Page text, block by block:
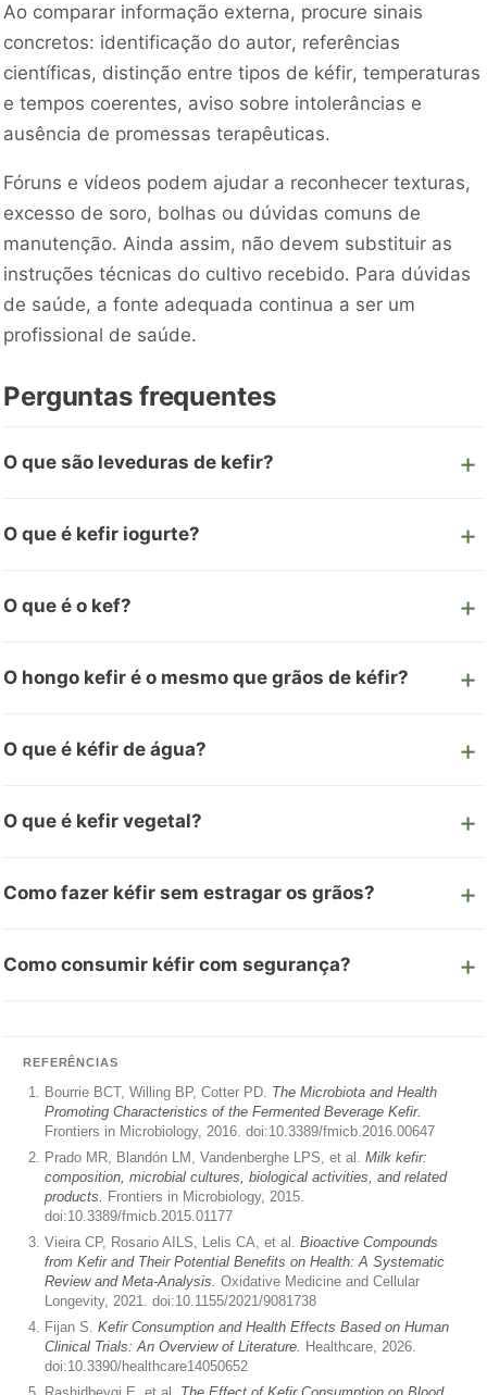
Ao comparar informação externa, procure sinais
concretos: identificação do autor, referências
científicas, distinção entre tipos de kéfir, temperaturas
e tempos coerentes, aviso sobre intolerâncias e
ausência de promessas terapêuticas.
Fóruns e vídeos podem ajudar a reconhecer texturas,
excesso de soro, bolhas ou dúvidas comuns de
manutenção. Ainda assim, não devem substituir as
instruções técnicas do cultivo recebido. Para dúvidas
de saúde, a fonte adequada continua a ser um
profissional de saúde.
Perguntas frequentes
O que são leveduras de kefir?
O que é kefir iogurte?
O que é o kef?
O hongo kefir é o mesmo que grãos de kéfir?
O que é kéfir de água?
O que é kefir vegetal?
Como fazer kéfir sem estragar os grãos?
Como consumir kéfir com segurança?
REFERÊNCIAS
Bourrie BCT, Willing BP, Cotter PD. The Microbiota and Health
Promoting Characteristics of the Fermented Beverage Kefir.
Frontiers in Microbiology, 2016. doi:10.3389/fmicb.2016.00647
Prado MR, Blandón LM, Vandenberghe LPS, et al. Milk kefir:
composition, microbial cultures, biological activities, and related
products. Frontiers in Microbiology, 2015.
doi:10.3389/fmicb.2015.01177
Vieira CP, Rosario AILS, Lelis CA, et al. Bioactive Compounds
from Kefir and Their Potential Benefits on Health: A Systematic
Review and Meta-Analysis. Oxidative Medicine and Cellular
Longevity, 2021. doi:10.1155/2021/9081738
Fijan S. Kefir Consumption and Health Effects Based on Human
Clinical Trials: An Overview of Literature. Healthcare, 2026.
doi:10.3390/healthcare14050652